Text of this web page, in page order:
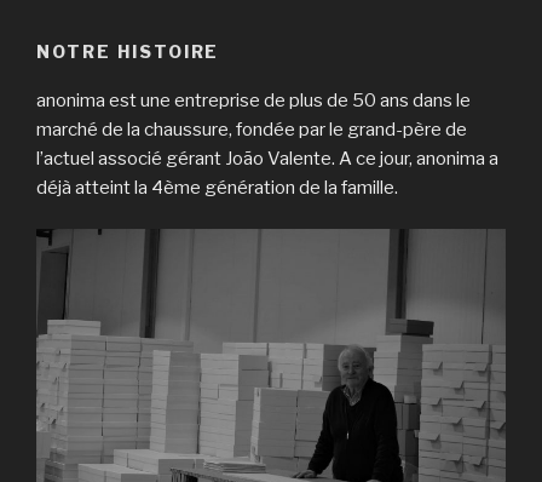
NOTRE HISTOIRE
anonima est une entreprise de plus de 50 ans dans le
marché de la chaussure, fondée par le grand-père de
l’actuel associé gérant João Valente. A ce jour, anonima a
déjà atteint la 4ème génération de la famille.